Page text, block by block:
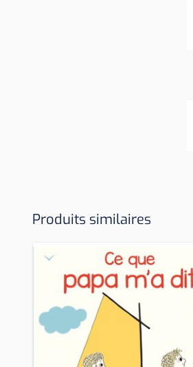
Produits similaires